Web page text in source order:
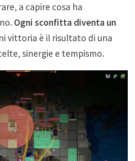
a capire cosa ha
Ogni sconfitta diventa un
vittoria è il risultato di una
sinergie e tempismo.